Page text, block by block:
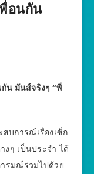
อนกัน
กัน มันส์จริงๆ “พี่
บการณ์เรื่องเซ็ก
งๆ เป็นประจำ ได้
รมณ์ร่วมไปด้วย